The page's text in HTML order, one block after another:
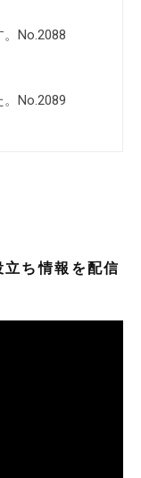
No.2088
No.2089
立ち情報を配信